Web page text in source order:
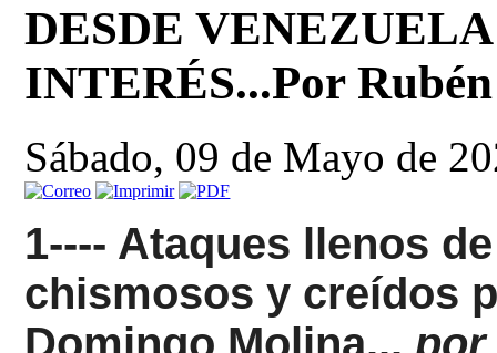
DESDE
INTERÉS...Por
Sábado, 09 de Mayo de
1---- Ataques llenos
chismosos y creídos
Domingo Molina... por